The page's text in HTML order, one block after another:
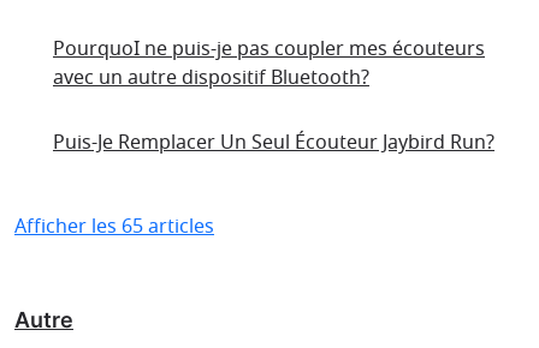
PourquoI ne puis-je pas coupler mes écouteurs
avec un autre dispositif Bluetooth?
Puis-Je Remplacer Un Seul Écouteur Jaybird Run?
Afficher les 65 articles
Autre